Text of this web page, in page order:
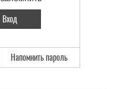
Напомнить пароль